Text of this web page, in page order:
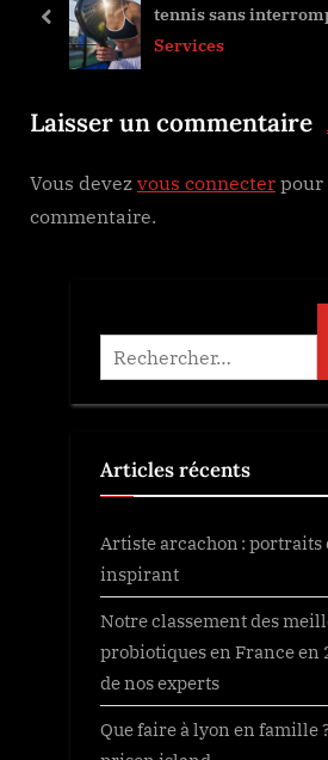
tennis sans
activités ?
Services
prev
Laisser un commentaire
Vous devez vous connecter pour
commentaire.
Articles récents
Artiste arcachon : portraits
inspirant
Notre classement des
probiotiques en France en
de nos experts
Que faire à lyon en famille